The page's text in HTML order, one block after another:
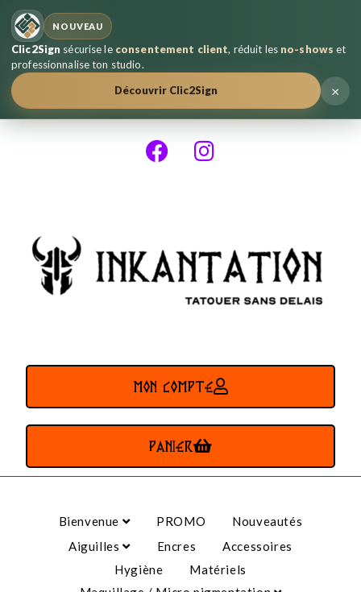
NOUVEAU
Clic2Sign sécurise le consentement client, réduit les no-shows et
professionnalise ton studio.
Découvrir Clic2Sign
×
MON COMPTE
PANIER
Bienvenue PROMO
Nouveautés
Aiguilles
Encres
Accessoires
Hygiène
Matériels